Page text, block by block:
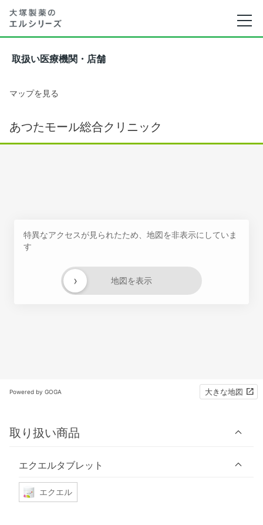
取扱い医療機関・店舗
マップを見る
あつたモール総合クリニック
特異なアクセスが見られたため、地図を非表示にしていま
す
地図を表示
›
Powered by GOGA 大きな地図
取り扱い商品
エクエルタブレット
エクエル